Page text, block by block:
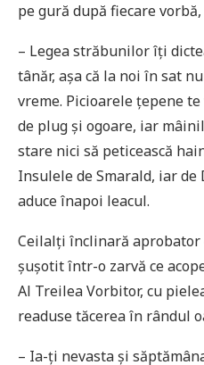
pe gură după fiecare
– Legea străbunilor îți
tânăr, așa că la noi în sat
vreme. Picioarele țepene
de plug și ogoare, iar
stare nici să peticească
Insulele de Smarald, iar de
aduce înapoi leacul.
Ceilalți înclinară aprobator
șușotit într-o zarvă ce
Al Treilea Vorbitor, cu
readuse tăcerea în rândul
– Ia-ți nevasta și